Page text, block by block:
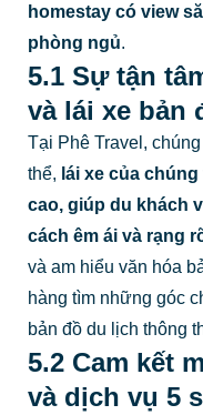
homestay có view
phòng ngủ.
5.1 Sự tận
và lái xe bản
Tại Phê Travel,
thể, lái xe của
cao, giúp du khách
cách êm ái và rạng
và am hiểu văn hóa
hàng tìm những góc
bản đồ du lịch thông
5.2 Cam kết
và dịch vụ 5